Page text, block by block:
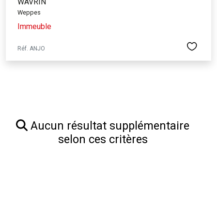
Weppes
Immeuble
Réf. ANJO
Aucun résultat supplémentaire
selon ces critères